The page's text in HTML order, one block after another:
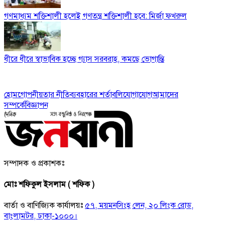
গণমাধ্যম শক্তিশালী হলেই গণতন্ত্র শক্তিশালী হবে: মির্জা ফখরুল
ধীরে ধীরে স্বাভাবিক হচ্ছে গ্যাস সরবরাহ, কমছে ভোগান্তি
হোমগোপনীয়তার নীতিব্যবহারের শর্তাবলিযোগাযোগআমাদের
সম্পর্কেবিজ্ঞাপন
সম্পাদক ও প্রকাশকঃ
মোঃ শফিকুল ইসলাম ( শফিক )
বার্তা ও বাণিজ্যিক কার্যালয়ঃ ৫৭, ময়মনসিংহ লেন, ২০ লিংক রোড,
বাংলামটর, ঢাকা-১০০০।